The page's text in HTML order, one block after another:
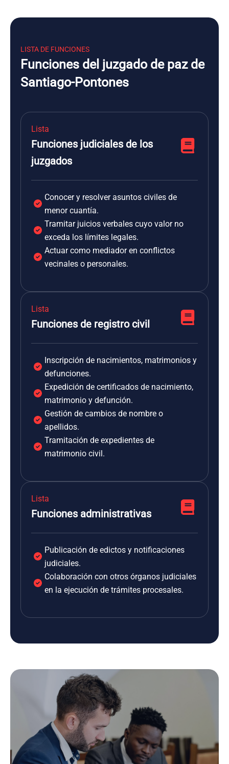
LISTA DE FUNCIONES
Funciones del juzgado de paz de
Santiago-Pontones
Lista
Funciones judiciales de los
juzgados
Conocer y resolver asuntos civiles de
menor cuantía.
Tramitar juicios verbales cuyo valor no
exceda los límites legales.
Actuar como mediador en conflictos
vecinales o personales.
Lista
Funciones de registro civil
Inscripción de nacimientos, matrimonios y
defunciones.
Expedición de certificados de nacimiento,
matrimonio y defunción.
Gestión de cambios de nombre o
apellidos.
Tramitación de expedientes de
matrimonio civil.
Lista
Funciones administrativas
Publicación de edictos y notificaciones
judiciales.
Colaboración con otros órganos judiciales
en la ejecución de trámites procesales.